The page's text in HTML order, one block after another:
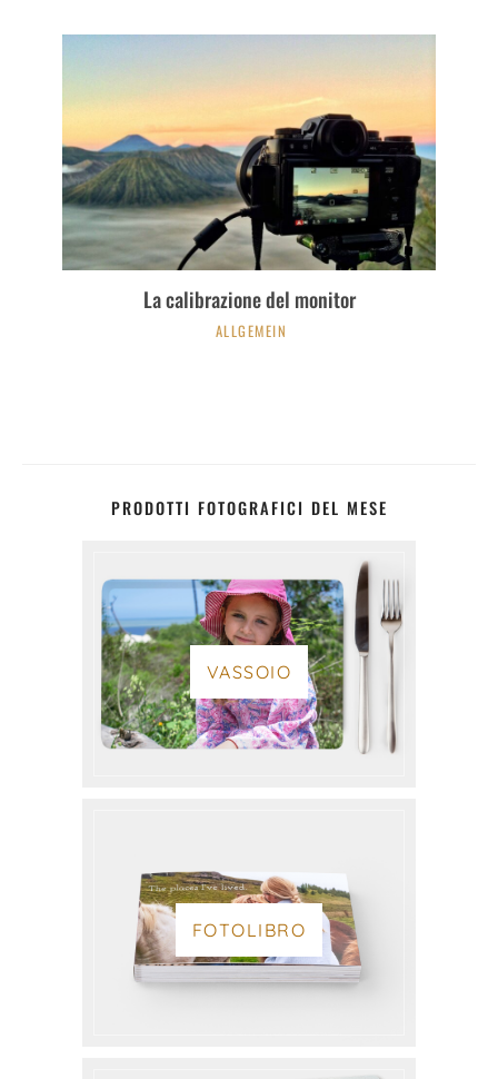
La calibrazione del monitor
ALLGEMEIN
PRODOTTI FOTOGRAFICI DEL MESE
VASSOIO
FOTOLIBRO